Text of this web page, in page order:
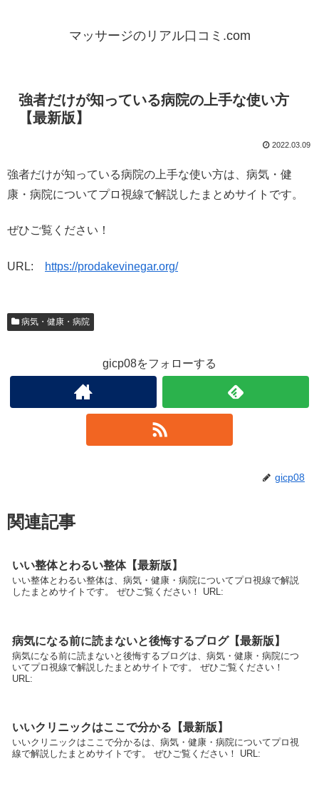
マッサージのリアル口コミ.com
強者だけが知っている病院の上手な使い方
【最新版】
2022.03.09
強者だけが知っている病院の上手な使い方は、病気・健
康・病院についてプロ視線で解説したまとめサイトです。
ぜひご覧ください！
URL: https://prodakevinegar.org/
病気・健康・病院
gicp08をフォローする
gicp08
関連記事
いい整体とわるい整体【最新版】
いい整体とわるい整体は、病気・健康・病院についてプロ視線で解説
したまとめサイトです。 ぜひご覧ください！ URL:
病気になる前に読まないと後悔するブログ【最新版】
病気になる前に読まないと後悔するブログは、病気・健康・病院につ
いてプロ視線で解説したまとめサイトです。 ぜひご覧ください！
URL:
いいクリニックはここで分かる【最新版】
いいクリニックはここで分かるは、病気・健康・病院についてプロ視
線で解説したまとめサイトです。 ぜひご覧ください！ URL: